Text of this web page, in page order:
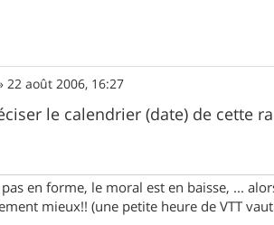
22 août 2006, 16:27
le calendrier (date) de cette
pas en forme, le moral est en baisse, ...
mieux!! (une petite heure de VTT